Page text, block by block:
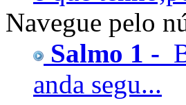
Navegue pelo
Salmo 1 -
anda segu...